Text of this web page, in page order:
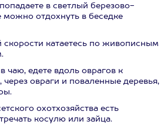
в светлый березово-
можно отдохнуть в беседке
скорости катаетесь по живописным
чаю, едете вдоль оврагов к
овраги и поваленные деревья,
охотхозяйства есть
косулю или зайца.